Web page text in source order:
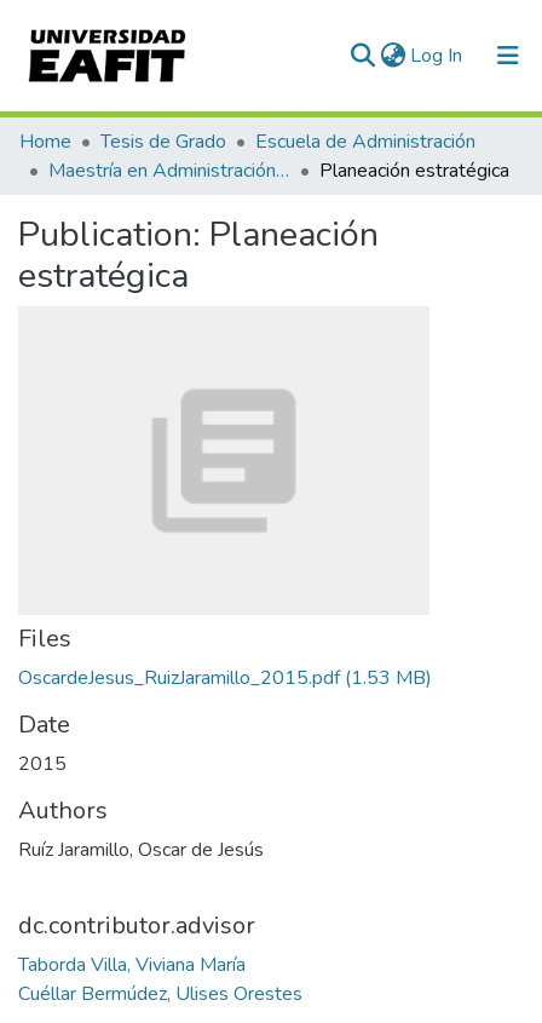
Log In (current)
Communities & Collections
All of DSpace
Statistics
Home Tesis de Grado
Escuela de Administración
Maestría en Administración - MBA (tesis)
Planeación estratégica
Publication: Planeación
estratégica
Files
OscardeJesus_RuizJaramillo_2015.pdf(1.53 MB)
Date
2015
Authors
Ruíz Jaramillo, Oscar de Jesús
dc.contributor.advisor
Taborda Villa, Viviana María
Cuéllar Bermúdez, Ulises Orestes